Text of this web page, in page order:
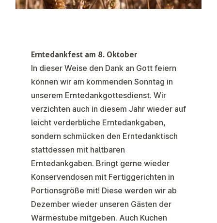
Erntedankfest am 8. Oktober
In dieser Weise den Dank an Gott feiern
können wir am kommenden Sonntag in
unserem Erntedankgottesdienst. Wir
verzichten auch in diesem Jahr wieder auf
leicht verderbliche Erntedankgaben,
sondern schmücken den Erntedanktisch
stattdessen mit haltbaren
Erntedankgaben. Bringt gerne wieder
Konservendosen mit Fertiggerichten in
Portionsgröße mit! Diese werden wir ab
Dezember wieder unseren Gästen der
Wärmestube mitgeben. Auch Kuchen